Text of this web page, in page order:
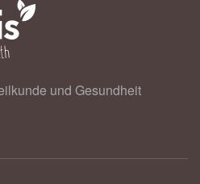
und Gesundheit